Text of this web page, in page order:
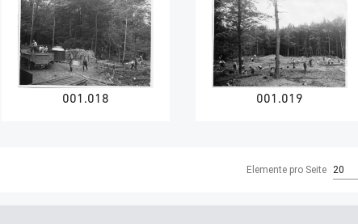
001.018 001.019
Elemente pro Seite 20